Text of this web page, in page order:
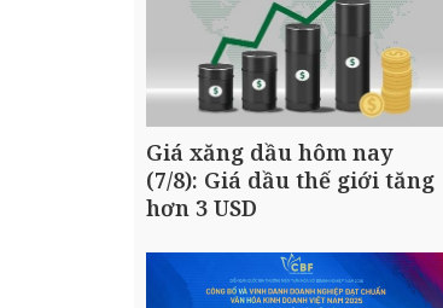
Giá xăng dầu hôm nay
(7/8): Giá dầu thế giới tăng
hơn 3 USD